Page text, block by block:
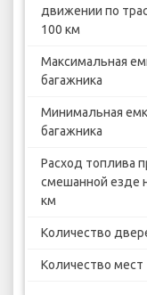
движении по
100 км
Максимальная
багажника
Минимальная
багажника
Расход топлива
смешанной езде
км
Количество
Количество мест